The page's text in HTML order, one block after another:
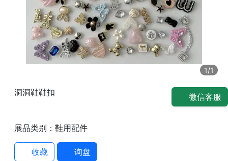
1/1
洞洞鞋鞋扣
展品类别：鞋用配件
收藏 询盘
微信客服